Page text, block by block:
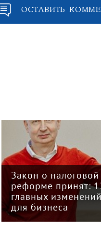
ОСТАВИТЬ
Закон о налоговой
реформе принят:
главных изменений
для бизнеса